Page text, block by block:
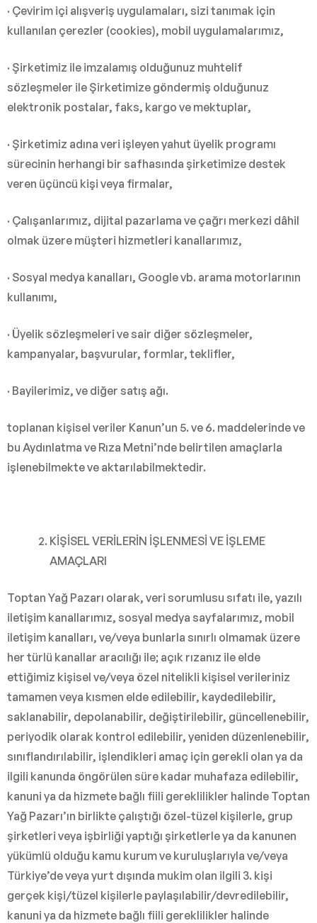
· Çevirim içi alışveriş uygulamaları, sizi tanımak için
kullanılan çerezler (cookies), mobil uygulamalarımız,
· Şirketimiz ile imzalamış olduğunuz muhtelif
sözleşmeler ile Şirketimize göndermiş olduğunuz
elektronik postalar, faks, kargo ve mektuplar,
· Şirketimiz adına veri işleyen yahut üyelik programı
sürecinin herhangi bir safhasında şirketimize destek
veren üçüncü kişi veya firmalar,
· Çalışanlarımız, dijital pazarlama ve çağrı merkezi dâhil
olmak üzere müşteri hizmetleri kanallarımız,
· Sosyal medya kanalları, Google vb. arama motorlarının
kullanımı,
· Üyelik sözleşmeleri ve sair diğer sözleşmeler,
kampanyalar, başvurular, formlar, teklifler,
· Bayilerimiz, ve diğer satış ağı.
toplanan kişisel veriler Kanun’un 5. ve 6. maddelerinde ve
bu Aydınlatma ve Rıza Metni’nde belirtilen amaçlarla
işlenebilmekte ve aktarılabilmektedir.
KİŞİSEL VERİLERİN İŞLENMESİ VE İŞLEME
AMAÇLARI
Toptan Yağ Pazarı olarak, veri sorumlusu sıfatı ile, yazılı
iletişim kanallarımız, sosyal medya sayfalarımız, mobil
iletişim kanalları, ve/veya bunlarla sınırlı olmamak üzere
her türlü kanallar aracılığı ile; açık rızanız ile elde
ettiğimiz kişisel ve/veya özel nitelikli kişisel verileriniz
tamamen veya kısmen elde edilebilir, kaydedilebilir,
saklanabilir, depolanabilir, değiştirilebilir, güncellenebilir,
periyodik olarak kontrol edilebilir, yeniden düzenlenebilir,
sınıflandırılabilir, işlendikleri amaç için gerekli olan ya da
ilgili kanunda öngörülen süre kadar muhafaza edilebilir,
kanuni ya da hizmete bağlı fiili gereklilikler halinde Toptan
Yağ Pazarı’ın birlikte çalıştığı özel-tüzel kişilerle, grup
şirketleri veya işbirliği yaptığı şirketlerle ya da kanunen
yükümlü olduğu kamu kurum ve kuruluşlarıyla ve/veya
Türkiye’de veya yurt dışında mukim olan ilgili 3. kişi
gerçek kişi/tüzel kişilerle paylaşılabilir/devredilebilir,
kanuni ya da hizmete bağlı fiili gereklilikler halinde